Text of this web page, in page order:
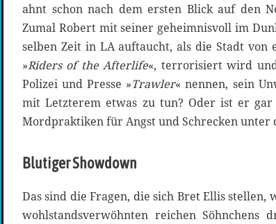
ahnt schon nach dem ersten Blick auf den
Zumal Robert mit seiner geheimnisvoll im
selben Zeit in LA auftaucht, als die Stadt von
»Riders of the Afterlife«, terrorisiert wird
Polizei und Presse »Trawler« nennen, sein
mit Letzterem etwas zu tun? Oder ist er gar
Mordpraktiken für Angst und Schrecken unter
Blutiger Showdown
Das sind die Fragen, die sich Bret Ellis stellen,
wohlstandsverwöhnten reichen